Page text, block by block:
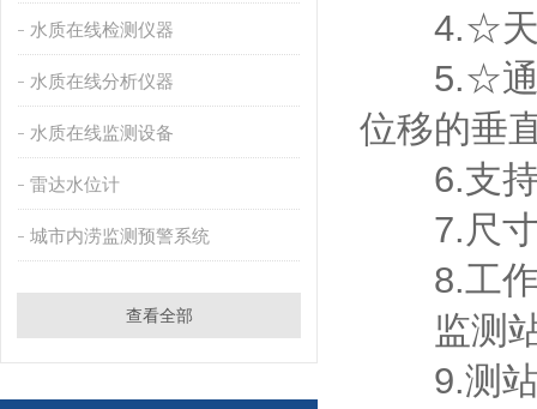
水质在线检测仪器
水质在线分析仪器
水质在线监测设备
雷达水位计
城市内涝监测预警系统
查看全部
4.☆天线
5.☆通信
位移的垂
6.支持
7.尺寸
8.工作
监测站
9.测站